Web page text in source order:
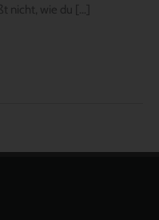
nicht, wie du […]